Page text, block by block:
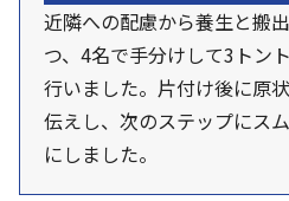
近隣への配慮から養生と搬
つ、4名で手分けして3トン
行いました。片付け後に原
伝えし、次のステップにス
にしました。